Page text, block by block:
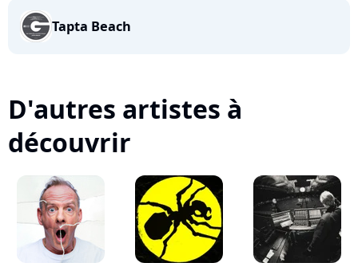
Tapta Beach
D'autres artistes à
découvrir